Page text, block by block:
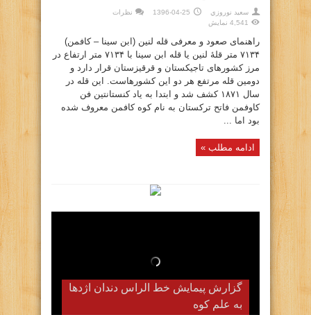
سعيد نوروزي 1396-04-25
نظرات
4,541 نمایش
راهنمای صعود و معرفی قله لنین (ابن سینا – کافمن)
۷۱۳۴ متر قلهٔ لنین یا قله ابن سینا با ۷۱۳۴ متر ارتفاع در
مرز کشورهای تاجیکستان و قرقیزستان قرار دارد و
دومین قله مرتفع هر دو این کشورهاست. این قله در
سال ۱۸۷۱ کشف شد و ابتدا به یاد کنستانتین فن
کاوفمن فاتح ترکستان به نام کوه کافمن معروف شده
بود اما ...
ادامه مطلب »
گزارش پیمایش خط الراس دندان اژدها
به علم کوه
گزارش پیمایش زمستانه خط الراس
هفت خوان به علم کوه( دیماه ۱۴۰۲)